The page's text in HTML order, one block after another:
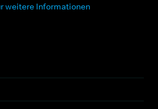
weitere Informationen